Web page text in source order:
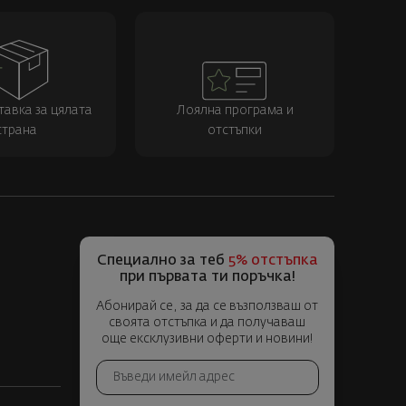
за цялата
Лоялна програма и
отстъпки
Специално за теб 5% отстъпка
при първата ти поръчка!
Абонирай се, за да се възползваш от
своята отстъпка и да получаваш
още ексклузивни оферти и новини!